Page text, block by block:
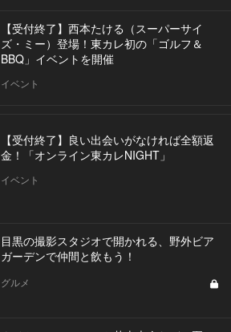
【受付終了】西本たける（スーパーサイ
ズ・ミー）登場！東カレ初の「ゴルフ＆
BBQ」イベントを開催
イベント
【受付終了】良い出会いがなければ全額返
金！「オンライン東カレNIGHT」
イベント
目黒の撮影スタジオで開かれる、野外ビア
ガーデンで仲間と飲もう！
グルメ